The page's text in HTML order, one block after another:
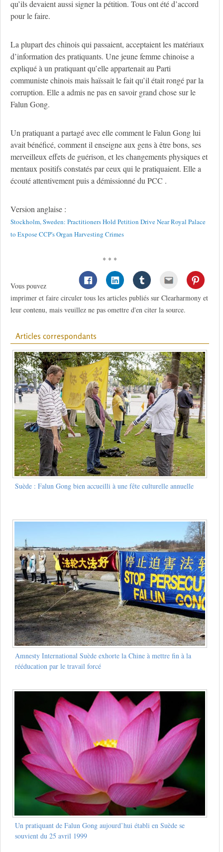
qu’ils devaient aussi signer la pétition. Tous ont été d’accord
pour le faire.
La plupart des chinois qui passaient, acceptaient les matériaux
d’information des pratiquants. Une jeune femme chinoise a
expliqué à un pratiquant qu’elle appartenait au Parti
communiste chinois mais haïssait le fait qu’il était rongé par la
corruption. Elle a admis ne pas en savoir grand chose sur le
Falun Gong.
Un pratiquant a partagé avec elle comment le Falun Gong lui
avait bénéficé, comment il enseigne aux gens à être bons, ses
merveilleux effets de guérison, et les changements physiques et
mentaux positifs constatés par ceux qui le pratiquaient. Elle a
écouté attentivement puis a démissionné du PCC .
Version anglaise :
Stockholm, Sweden: Practitioners Hold Petition Drive Near Royal Palace
to Expose CCP's Organ Harvesting Crimes
* * *
Vous pouvez
imprimer et faire circuler tous les articles publiés sur Clearharmony et
leur contenu, mais veuillez ne pas omettre d'en citer la source.
Articles correspondants
Suède : Falun Gong bien accueilli à une fête culturelle annuelle
Amnesty International Suède exhorte la Chine à mettre fin à la
rééducation par le travail forcé
Un pratiquant de Falun Gong aujourd’hui établi en Suède se
souvient du 25 avril 1999